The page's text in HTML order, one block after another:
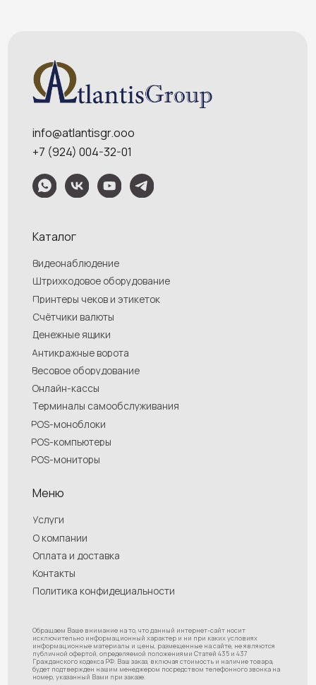
Обращаем Ваше внимание на то, что данный интернет-сайт носит
исключительно информационный характер и ни при каких условиях
информационные материалы и цены, размещенные на сайте, не являются
публичной офертой, определяемой положениями Статей 435 и 437
Гражданского кодекса РФ. Ваш заказ, включая стоимость и наличие товара,
будет подтвержден нашим менеджером посредством телефонного звонка на
номер, указанный Вами при заказе.